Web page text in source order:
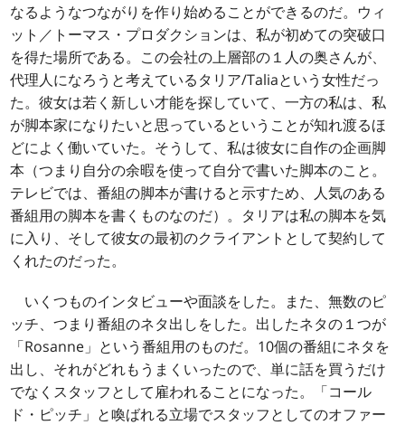
なるようなつながりを作り始めることができるのだ。ウィ
ット／トーマス・プロダクションは、私が初めての突破口
を得た場所である。この会社の上層部の１人の奥さんが、
代理人になろうと考えているタリア/Taliaという女性だっ
た。彼女は若く新しい才能を探していて、一方の私は、私
が脚本家になりたいと思っているということが知れ渡るほ
どによく働いていた。そうして、私は彼女に自作の企画脚
本（つまり自分の余暇を使って自分で書いた脚本のこと。
テレビでは、番組の脚本が書けると示すため、人気のある
番組用の脚本を書くものなのだ）。タリアは私の脚本を気
に入り、そして彼女の最初のクライアントとして契約して
くれたのだった。
いくつものインタビューや面談をした。また、無数のピ
ッチ、つまり番組のネタ出しをした。出したネタの１つが
「Rosanne」という番組用のものだ。10個の番組にネタを
出し、それがどれもうまくいったので、単に話を買うだけ
でなくスタッフとして雇われることになった。「コール
ド・ピッチ」と喚ばれる立場でスタッフとしてのオファー